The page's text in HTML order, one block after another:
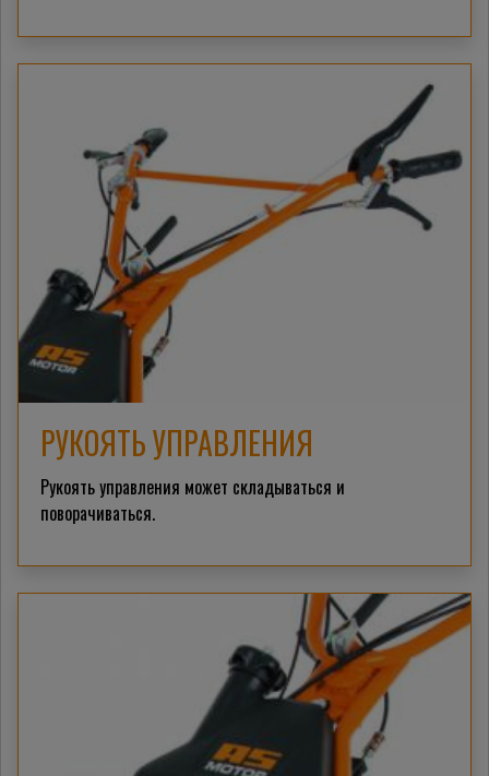
РУКОЯТЬ УПРАВЛЕНИЯ
Рукоять управления может складываться и
поворачиваться.